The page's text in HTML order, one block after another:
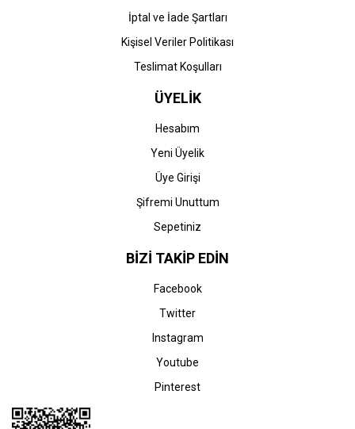
İptal ve İade Şartları
Kişisel Veriler Politikası
Teslimat Koşulları
ÜYELİK
Hesabım
Yeni Üyelik
Üye Girişi
Şifremi Unuttum
Sepetiniz
BİZİ TAKİP EDİN
Facebook
Twitter
Instagram
Youtube
Pinterest